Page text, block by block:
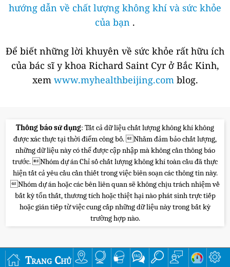
hướng dẫn về chất lượng không khí và sức khỏe
của bạn .
Để biết những lời khuyên về sức khỏe rất hữu ích
của bác sĩ y khoa Richard Saint Cyr ở Bắc Kinh,
xem www.myhealthbeijing.com blog.
Thông báo sử dụng: Tất cả dữ liệu chất lượng không khí không
được xác thực tại thời điểm công bố. Nhằm đảm bảo chất lượng,
những dữ liệu này có thể được cập nhập mà không cần thông báo
trước. Nhóm dự án Chỉ số chất lượng không khí toàn cầu đã thực
hiện tất cả yêu cầu cần thiết trong việc biên soạn các thông tin này.
Nhóm dự án hoặc các bên liên quan sẽ không chịu trách nhiệm về
bất kỳ tổn thất, thương tích hoặc thiệt hại nào phát sinh trực tiếp
hoặc gián tiếp từ việc cung cấp những dữ liệu này trong bất kỳ
trường hợp nào.
Trang Chủ